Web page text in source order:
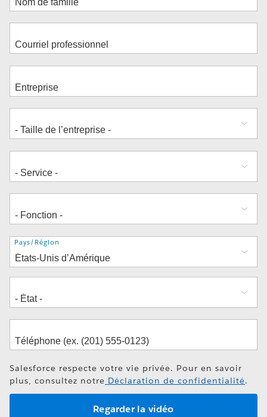
Adresse
Pays/Région
Salesforce respecte votre vie privée. Pour en savoir
plus, consultez notre Déclaration de confidentialité.